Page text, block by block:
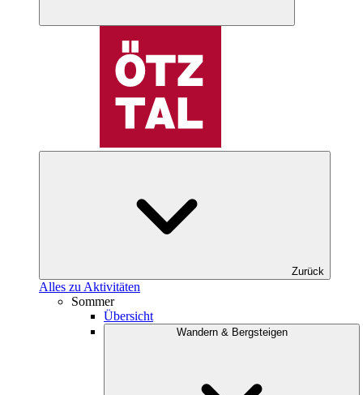
Zurück
Alles zu Aktivitäten
Sommer
Übersicht
Wandern & Bergsteigen